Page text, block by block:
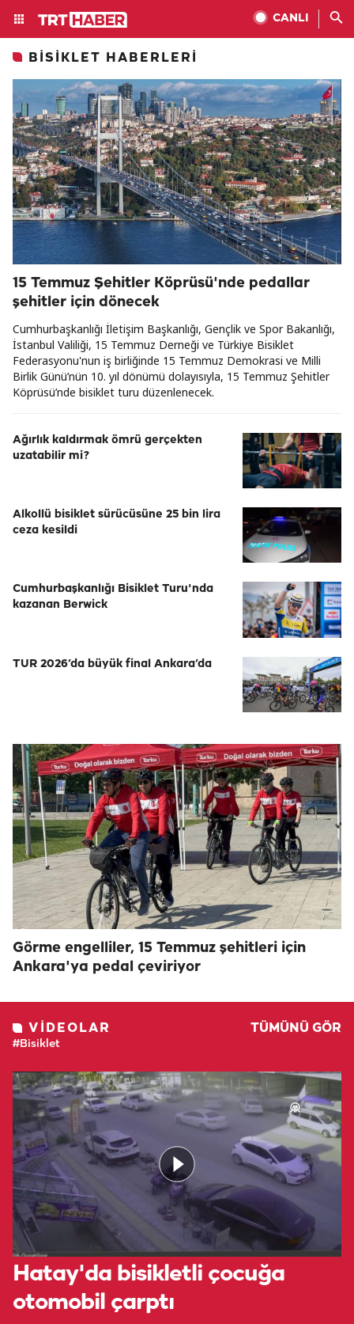
CANLI
BISIKLET HABERLERI
15 Temmuz Şehitler Köprüsü'nde pedallar
şehitler için dönecek
Cumhurbaşkanlığı İletişim Başkanlığı, Gençlik ve Spor Bakanlığı,
İstanbul Valiliği, 15 Temmuz Derneği ve Türkiye Bisiklet
Federasyonu'nun iş birliğinde 15 Temmuz Demokrasi ve Milli
Birlik Günü’nün 10. yıl dönümü dolayısıyla, 15 Temmuz Şehitler
Köprüsü’nde bisiklet turu düzenlenecek.
Görme engelliler, 15 Temmuz şehitleri için
Ankara'ya pedal çeviriyor
Ağırlık kaldırmak ömrü gerçekten
uzatabilir mi?
Alkollü bisiklet sürücüsüne 25 bin lira
ceza kesildi
Cumhurbaşkanlığı Bisiklet Turu'nda
kazanan Berwick
TUR 2026’da büyük final Ankara’da
VIDEOLAR TÜMÜNÜ GÖR
#Bisiklet
Hatay'da bisikletli çocuğa
otomobil çarptı